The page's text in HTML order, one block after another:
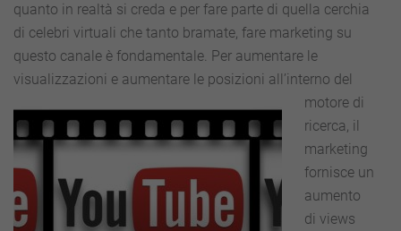
quanto in realtà si creda e per fare parte di quella cerchia
di celebri virtuali che tanto bramate, fare marketing su
questo canale è fondamentale. Per aumentare le
visualizzazioni e aumentare le posizioni all’interno del
motore di
ricerca, il
marketing
fornisce un
aumento
di views